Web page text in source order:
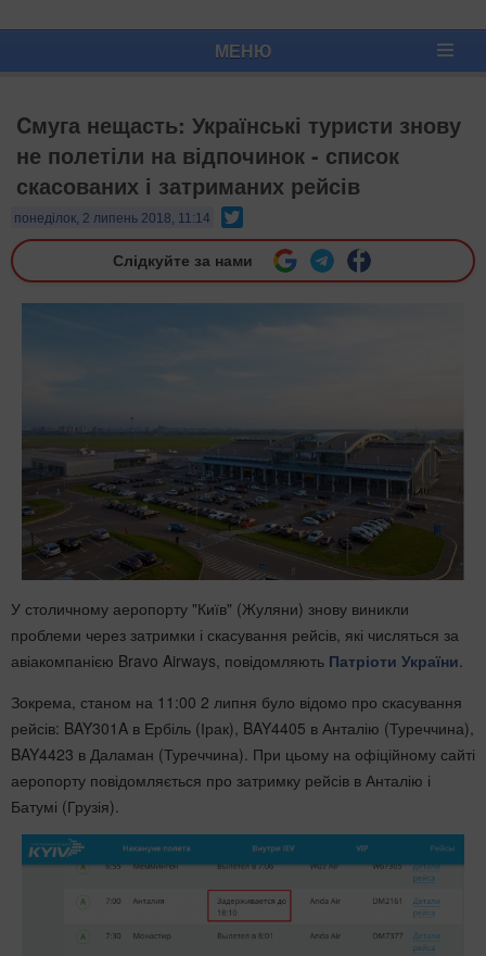
МЕНЮ
Cмуга нещасть: Українські туристи знову
не полетіли на відпочинок - список
скасованих і затриманих рейсів
понеділок, 2 липень 2018, 11:14
Слідкуйте за нами
У столичному аеропорту "Київ" (Жуляни) знову виникли
проблеми через затримки і скасування рейсів, які числяться за
авіакомпанією Bravo Airways, повідомляють Патріоти України.
Зокрема, станом на 11:00 2 липня було відомо про скасування
рейсів: BAY301A в Ербіль (Ірак), BAY4405 в Анталію (Туреччина),
BAY4423 в Даламан (Туреччина). При цьому на офіційному сайті
аеропорту повідомляється про затримку рейсів в Анталію і
Батумі (Грузія).